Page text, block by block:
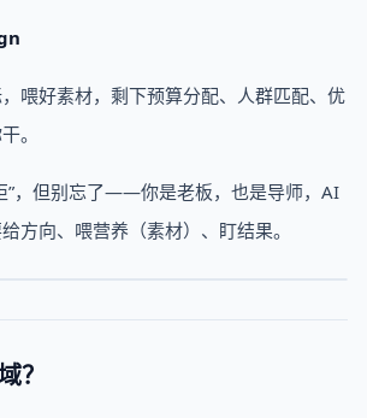
喂好素材，剩下预算分配、人群匹配、优
。
”，但别忘了——你是老板，也是导师，AI
方向、喂营养（素材）、盯结果。
？